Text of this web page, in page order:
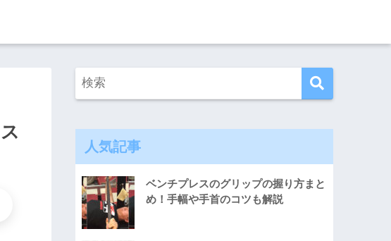
人気記事
ベンチプレスのグリップの握り方まと
め！手幅や手首のコツも解説